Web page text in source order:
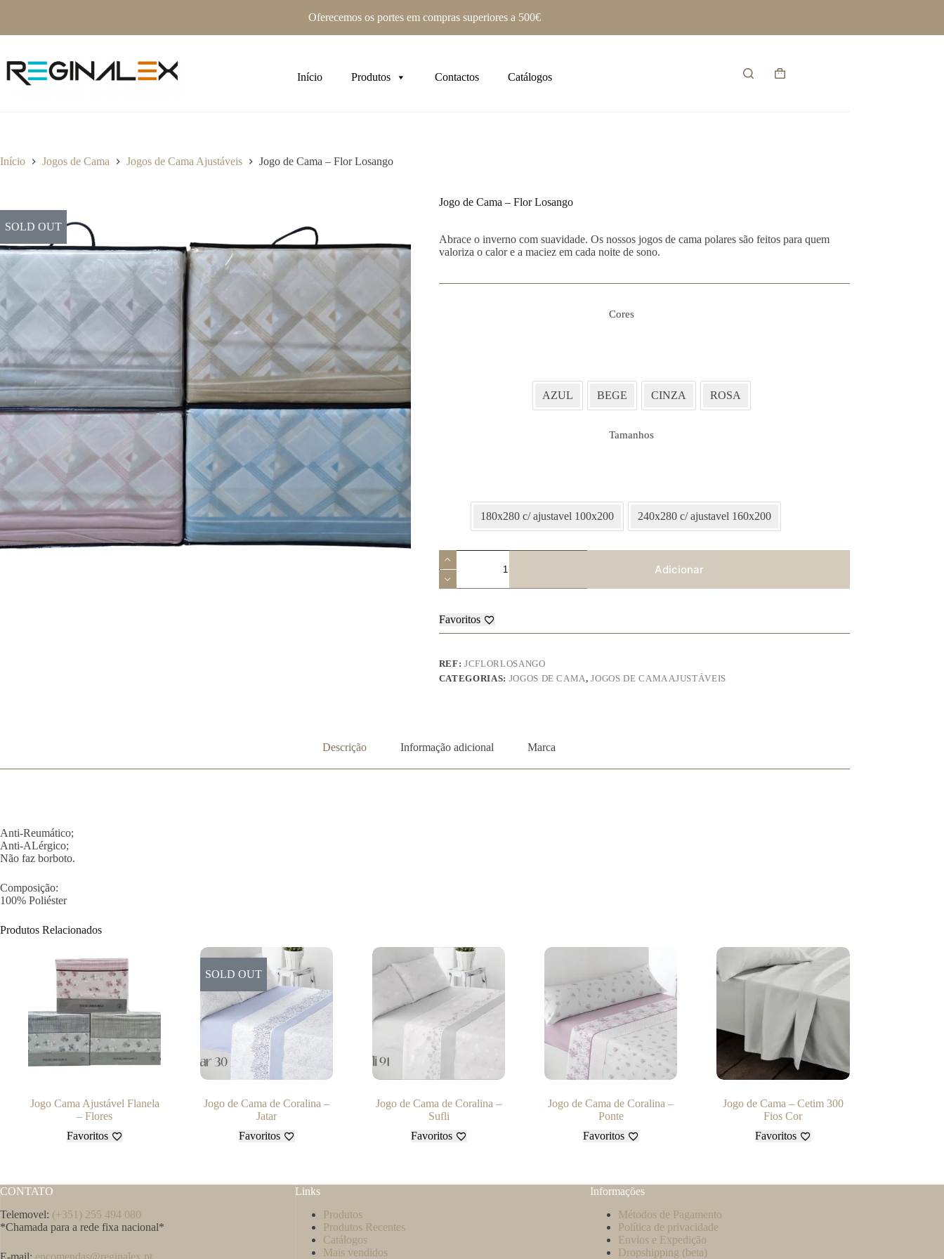
Oferecemos os portes em compras superiores a 500€
Início Produtos Contactos Catálogos
Carrinho
Início Jogos de Cama Jogos de Cama Ajustáveis Jogo de Cama – Flor Losango
SOLD OUT
Jogo de Cama – Flor Losango
Abrace o inverno com suavidade. Os nossos jogos de cama polares são feitos para quem
valoriza o calor e a maciez em cada noite de sono.
Cores
AZUL BEGE CINZA ROSA
Tamanhos
180x280 c/ ajustavel 100x200 240x280 c/ ajustavel 160x200
Quantidade
de
Jogo
de
-
Flor
Adicionar
Favoritos
REF:JCFLORLOSANGO
CATEGORIAS: JOGOS DE CAMA,JOGOS DE CAMA AJUSTÁVEIS
Descrição Informação adicional Marca
Anti-Reumático;
Anti-ALérgico;
Não faz borboto.
Composição:
100% Poliéster
Produtos Relacionados
Jogo Cama Ajustável Flanela
– Flores
Favoritos
SOLD OUT
Jogo de Cama de Coralina –
Jatar
Favoritos
Jogo de Cama de Coralina –
Sufli
Favoritos
Jogo de Cama de Coralina –
Ponte
Favoritos
Jogo de Cama – Cetim 300
Fios Cor
Favoritos
CONTATO
Telemovel: (+351) 255 494 080
*Chamada para a rede fixa nacional*
E-mail: encomendas@reginalex.pt
Links
Produtos
Produtos Recentes
Catálogos
Mais vendidos
Informações
Métodos de Pagamento
Política de privacidade
Envios e Expedição
Dropshipping (beta)